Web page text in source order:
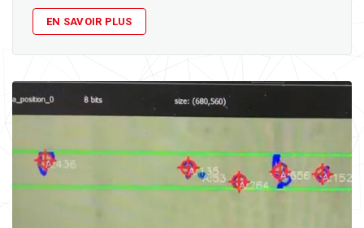
EN SAVOIR PLUS